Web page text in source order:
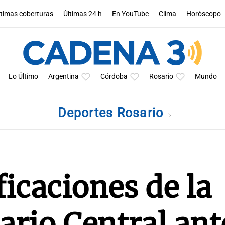
coberturas Últimas 24 h En YouTube Clima Horóscopo
Lo Último Argentina Córdoba Rosario Mundo
Deportes Rosario
de la